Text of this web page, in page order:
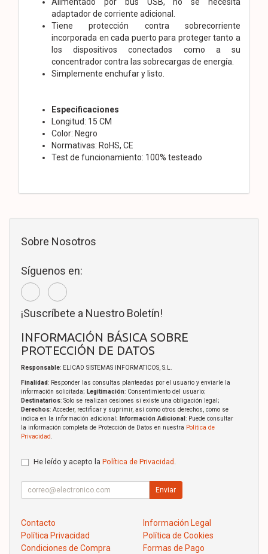
adaptador de corriente adicional.
Tiene protección contra sobrecorriente
incorporada en cada puerto para proteger tanto a
los dispositivos conectados como a su
concentrador contra las sobrecargas de energía.
Simplemente enchufar y listo.
Especificaciones
Longitud: 15 CM
Color: Negro
Normativas: RoHS, CE
Test de funcionamiento: 100% testeado
Sobre Nosotros
Síguenos en:
¡Suscríbete a Nuestro Boletín!
INFORMACIÓN BÁSICA SOBRE
PROTECCIÓN DE DATOS
Responsable: ELICAD SISTEMAS INFORMATICOS, S.L.
Finalidad: Responder las consultas planteadas por el usuario y enviarle la
información solicitada; Legitimación: Consentimiento del usuario;
Destinatarios: Solo se realizan cesiones si existe una obligación legal;
Derechos: Acceder, rectificar y suprimir, así como otros derechos, como se
indica en la información adicional;
Información Adicional : Puede consultar
la información completa de Protección de Datos en nuestra Política de
Privacidad
He leído y acepto la Política de Privacidad
Enviar
Contacto
Información Legal
Política Privacidad
Política de Cookies
Condiciones de Compra
Formas de Pago